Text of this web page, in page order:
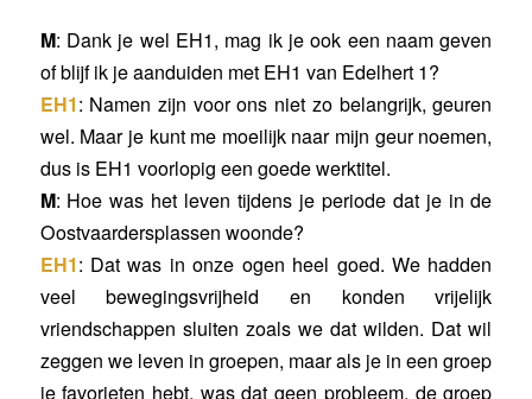
M: Dank je wel EH1, mag ik je ook een naam geven
of blijf ik je aanduiden met EH1 van Edelhert 1?
EH1: Namen zijn voor ons niet zo belangrijk, geuren
wel. Maar je kunt me moeilijk naar mijn geur noemen,
dus is EH1 voorlopig een goede werktitel.
M: Hoe was het leven tijdens je periode dat je in de
Oostvaardersplassen woonde?
EH1: Dat was in onze ogen heel goed. We hadden
veel bewegingsvrijheid en konden vrijelijk
vriendschappen sluiten zoals we dat wilden. Dat wil
zeggen we leven in groepen, maar als je in een groep
je favorieten hebt, was dat geen probleem, de groep